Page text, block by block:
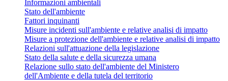
Informazioni ambientali
Stato dell'ambiente
Fattori inquinanti
Misure incidenti sull'ambiente e relative analisi di impatto
Misure a protezione dell'ambiente e relative analisi di impatto
Relazioni sull'attuazione della legislazione
Stato della salute e della sicurezza umana
Relazione sullo stato dell'ambiente del Ministero
dell'Ambiente e della tutela del territorio